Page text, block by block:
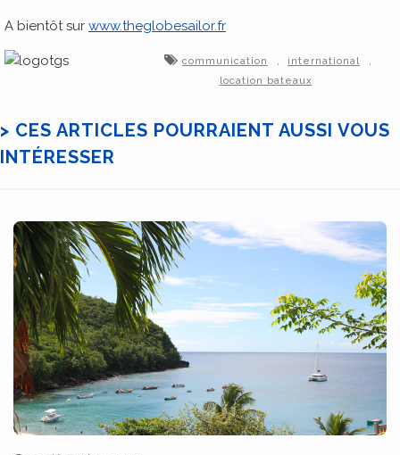
A bientôt sur www.theglobesailor.fr
communication international
location bateaux
> CES ARTICLES POURRAIENT AUSSI VOUS
INTÉRESSER